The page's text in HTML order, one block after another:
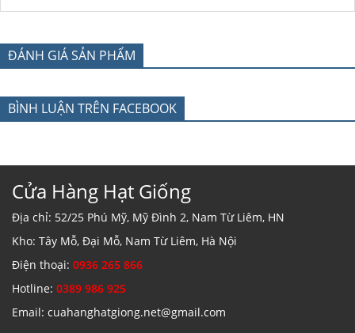
ĐÁNH GIÁ SẢN PHẨM
BÌNH LUẬN TRÊN FACEBOOK
Cửa Hàng Hạt Giống
Địa chỉ: 52/25 Phú Mỹ, Mỹ Đình 2, Nam Từ Liêm, HN
Kho: Tây Mỗ, Đại Mỗ, Nam Từ Liêm, Hà Nội
Điện thoại: 0936 265 866
Hotline: 0389 986 925
Email: cuahanghatgiong.net@gmail.com